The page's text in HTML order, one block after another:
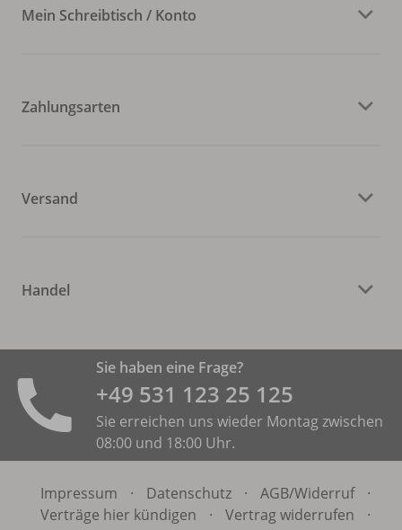
Mein Schreibtisch / Konto
Zahlungsarten
Versand
Handel
Sie haben eine Frage?
+49 531 ­123 25 125
Sie erreichen uns wieder Montag zwischen
08:00 und 18:00 Uhr.
Impressum · Datenschutz · AGB/Widerruf
·
Verträge hier kündigen
· Vertrag widerrufen
·